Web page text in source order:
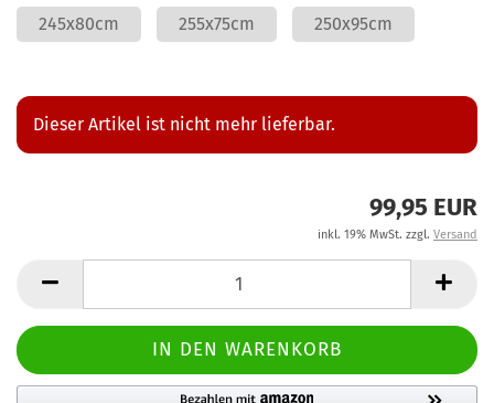
245x80cm 255x75cm 250x95cm
Dieser Artikel ist nicht mehr lieferbar.
99,95 EUR
inkl. 19% MwSt. zzgl. Versand